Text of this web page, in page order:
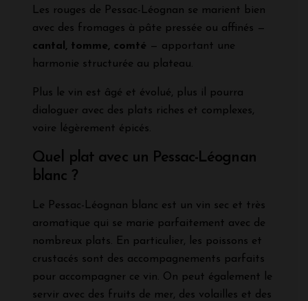
Les rouges de Pessac-Léognan se marient bien
avec des fromages à pâte pressée ou affinés —
cantal, tomme, comté — apportant une
harmonie structurée au plateau.
Plus le vin est âgé et évolué, plus il pourra
dialoguer avec des plats riches et complexes,
voire légèrement épicés.
Quel plat avec un Pessac-Léognan
blanc ?
Le Pessac-Léognan blanc est un vin sec et très
aromatique qui se marie parfaitement avec de
nombreux plats. En particulier, les poissons et
crustacés sont des accompagnements parfaits
pour accompagner ce vin. On peut également le
servir avec des fruits de mer, des volailles et des